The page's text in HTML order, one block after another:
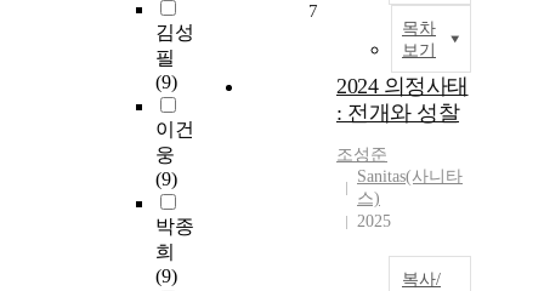
김성
필
(9)
이건
웅
(9)
박종
희
(9)
목차
보기
7
2024 의정사태
: 전개와 성찰
조성준
Sanitas(사니타
스)
2025
복사/